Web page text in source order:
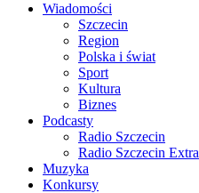
Wiadomości
Szczecin
Region
Polska i świat
Sport
Kultura
Biznes
Podcasty
Radio Szczecin
Radio Szczecin Extra
Muzyka
Konkursy